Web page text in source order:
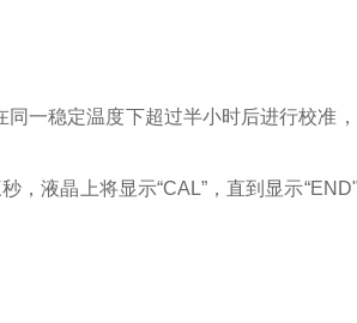
一稳定温度下超过半小时后进行校准
，液晶上将显示“CAL”，直到显示“END"